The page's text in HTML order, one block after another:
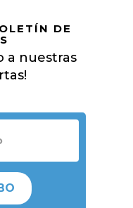
DE
a nuestras